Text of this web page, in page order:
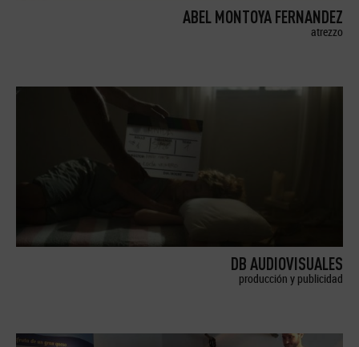
ABEL MONTOYA FERNANDEZ
atrezzo
DB AUDIOVISUALES
producción y publicidad